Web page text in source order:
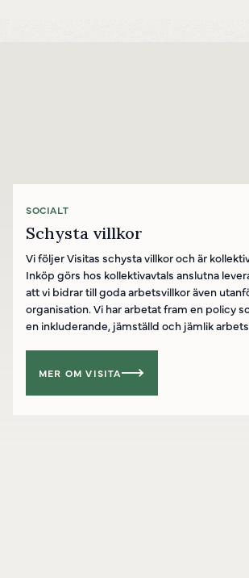
SOCIALT
Schysta villkor
Vi följer Visitas schysta villkor och är
Inköp görs hos kollektivavtals anslutna
att vi bidrar till goda arbetsvillkor även
organisation. Vi har arbetat fram en policy
en inkluderande, jämställd och jämlik
MER OM VISITA